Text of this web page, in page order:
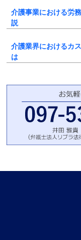
介護事業における労
説
介護業界におけるカ
は